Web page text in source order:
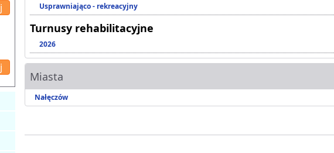
Usprawniająco - rekreacyjny
Turnusy rehabilitacyjne
2026
Miasta
Nałęczów